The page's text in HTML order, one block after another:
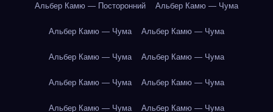
Альбер Камю — Посторонний Альбер Камю — Чума
Альбер Камю — Чума Альбер Камю — Чума
Альбер Камю — Чума Альбер Камю — Чума
Альбер Камю — Чума Альбер Камю — Чума
Альбер Камю — Чума Альбер Камю — Чума